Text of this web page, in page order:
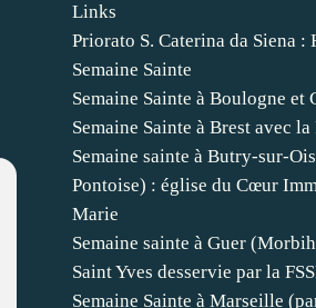
Links
Priorato S. Caterina da Siena :
Semaine Sainte
Semaine Sainte à Boulogne et
Semaine Sainte à Brest avec la
Semaine sainte à Butry-sur-
Pontoise) : église du Cœur
Marie
Semaine sainte à Guer
Saint Yves desservie par la
Semaine Sainte à Marseille